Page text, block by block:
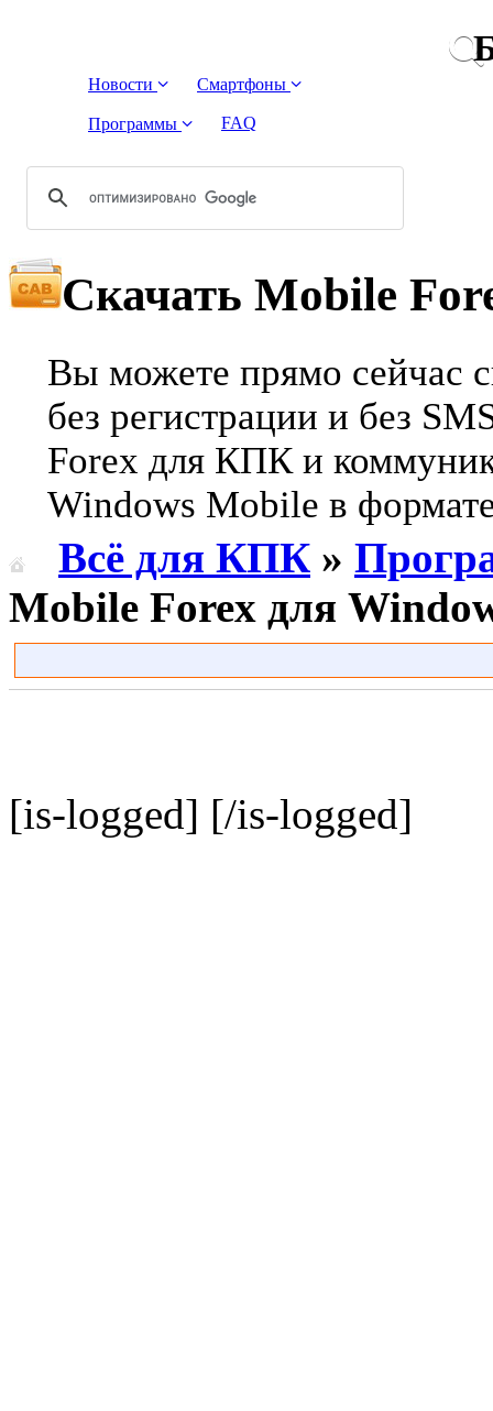
Новости Смартфоны
Программы FAQ
Скачать Mobile
Вы можете прямо сейчас
без регистрации и без
Forex для КПК и
Windows Mobile в
Всё для КПК »
Mobile Forex для
[is-logged] [/is-logged]